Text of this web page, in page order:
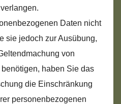
Daten nicht
sie jedoch zur Ausübung,
von
haben Sie das
die Einschränkung
personenbezogenen